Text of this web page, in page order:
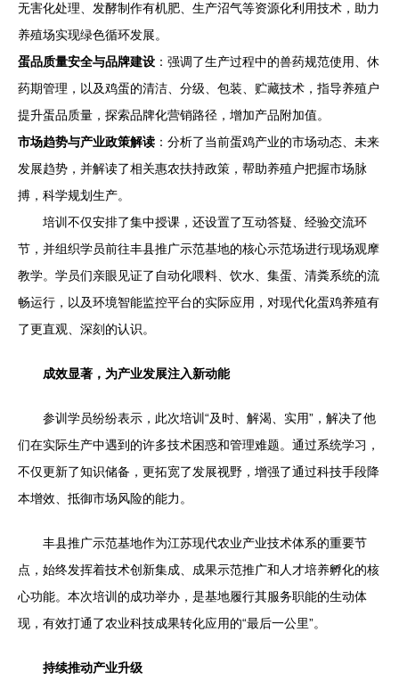
无害化处理、发酵制作有机肥、生产沼气等资源化利用技术，助力
养殖场实现绿色循环发展。
蛋品质量安全与品牌建设 ：强调了生产过程中的兽药规范使用、休
药期管理，以及鸡蛋的清洁、分级、包装、贮藏技术，指导养殖户
提升蛋品质量，探索品牌化营销路径，增加产品附加值。
市场趋势与产业政策解读 ：分析了当前蛋鸡产业的市场动态、未来
发展趋势，并解读了相关惠农扶持政策，帮助养殖户把握市场脉
搏，科学规划生产。
培训不仅安排了集中授课，还设置了互动答疑、经验交流环
节，并组织学员前往丰县推广示范基地的核心示范场进行现场观摩
教学。学员们亲眼见证了自动化喂料、饮水、集蛋、清粪系统的流
畅运行，以及环境智能监控平台的实际应用，对现代化蛋鸡养殖有
了更直观、深刻的认识。
成效显著，为产业发展注入新动能
参训学员纷纷表示，此次培训“及时、解渴、实用”，解决了他
们在实际生产中遇到的许多技术困惑和管理难题。通过系统学习，
不仅更新了知识储备，更拓宽了发展视野，增强了通过科技手段降
本增效、抵御市场风险的能力。
丰县推广示范基地作为江苏现代农业产业技术体系的重要节
点，始终发挥着技术创新集成、成果示范推广和人才培养孵化的核
心功能。本次培训的成功举办，是基地履行其服务职能的生动体
现，有效打通了农业科技成果转化应用的“最后一公里”。
持续推动产业升级